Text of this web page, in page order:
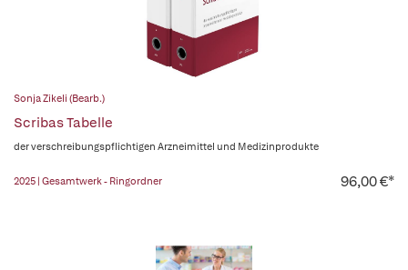
Sonja Zikeli (Bearb.)
Scribas Tabelle
der verschreibungspflichtigen Arzneimittel und Medizinprodukte
2025 | Gesamtwerk - Ringordner 96,00 €*